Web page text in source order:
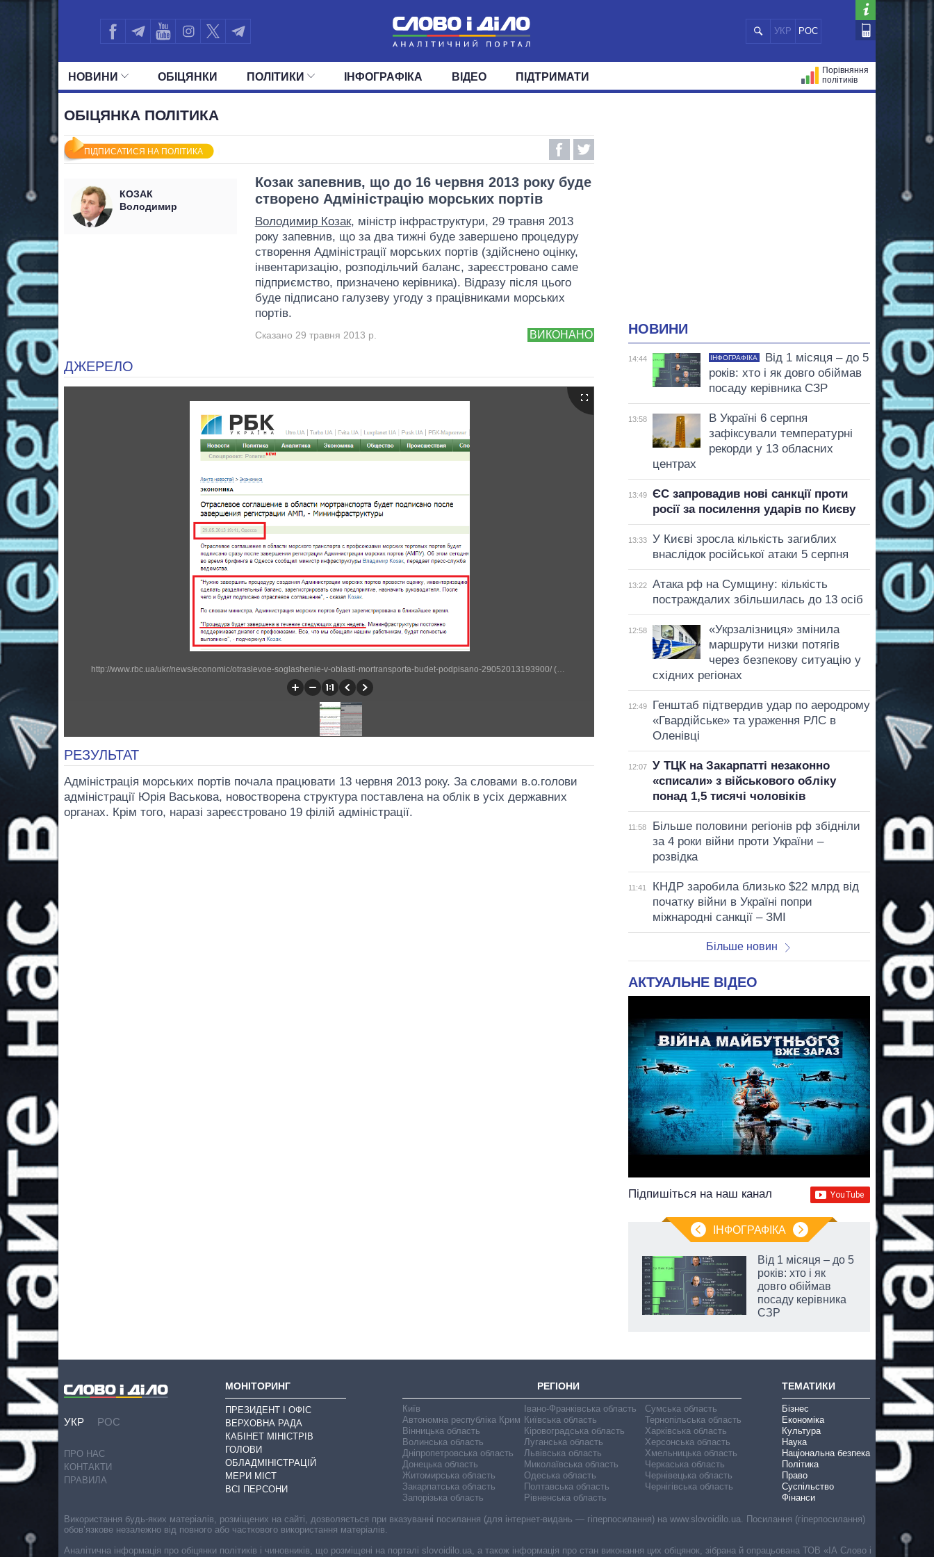
УКР РОС
НОВИНИ
СВІТ
ОБIЦЯНКИ ПОЛIТИКИ
ОКРУГИ
ІНФОГРАФІКА ВІДЕО ПІДТРИМАТИ
Порівняння
політиків
ОБІЦЯНКА ПОЛІТИКА
ПІДПИСАТИСЯ НА ПОЛІТИКА
КОЗАК
Володимир
Козак запевнив, що до 16 червня 2013 року буде
створено Адміністрацію морських портів
Володимир Козак, міністр інфраструктури, 29 травня 2013
року запевнив, що за два тижні буде завершено процедуру
створення Адміністрації морських портів (здійснено оцінку,
інвентаризацію, розподільчий баланс, зареєстровано саме
підприємство, призначено керівника). Відразу після цього
буде підписано галузеву угоду з працівниками морських
портів.
ВИКОНАНО
Сказано 29 травня 2013 р.
ДЖЕРЕЛО
РЕЗУЛЬТАТ
Адміністрація морських портів почала працювати 13 червня 2013 року. За словами в.о.голови
адміністрації Юрія Васькова, новостворена структура поставлена на облік в усіх державних
органах. Крім того, наразі зареєстровано 19 філій адміністрації.
НОВИНИ
14:44 ІНФОГРАФІКА
Від 1 місяця – до 5
років: хто і як довго обіймав
посаду керівника СЗР
13:58
В Україні 6 серпня
зафіксували температурні
рекорди у 13 обласних
центрах
13:49
ЄС запровадив нові санкції проти
росії за посилення ударів по Києву
13:33
У Києві зросла кількість загиблих
внаслідок російської атаки 5 серпня
13:22
Атака рф на Сумщину: кількість
постраждалих збільшилась до 13 осіб
12:58
«Укрзалізниця» змінила
маршрути низки потягів
через безпекову ситуацію у
східних регіонах
12:49
Генштаб підтвердив удар по аеродрому
«Гвардійське» та ураження РЛС в
Оленівці
12:07
У ТЦК на Закарпатті незаконно
«списали» з військового обліку
понад 1,5 тисячі чоловіків
11:58
Більше половини регіонів рф збідніли
за 4 роки війни проти України –
розвідка
11:41
КНДР заробила близько $22 млрд від
початку війни в Україні попри
міжнародні санкції – ЗМІ
Більше новин
АКТУАЛЬНЕ ВІДЕО
Підпишіться на наш канал
ІНФОГРАФІКА
Від 1 місяця – до 5
років: хто і як
довго обіймав
посаду керівника
СЗР
УКР РОС
ПРО НАС
КОНТАКТИ
ПРАВИЛА
МОНІТОРИНГ
ПРЕЗИДЕНТ І ОФІС
ВЕРХОВНА РАДА
КАБІНЕТ МІНІСТРІВ
ГОЛОВИ
ОБЛАДМІНІСТРАЦІЙ
МЕРИ МІСТ
ВСІ ПЕРСОНИ
РЕГІОНИ
Київ
Автономна республіка Крим
Вінницька область
Волинська область
Дніпропетровська область
Донецька область
Житомирська область
Закарпатська область
Запорізька область
Івано-Франківська область
Київська область
Кіровоградська область
Луганська область
Львівська область
Миколаївська область
Одеська область
Полтавська область
Рівненська область
Сумська область
Тернопільська область
Харківська область
Херсонська область
Хмельницька область
Черкаська область
Чернівецька область
Чернігівська область
ТЕМАТИКИ
Бізнес
Економіка
Культура
Наука
Національна безпека
Політика
Право
Суспільство
Фінанси
Використання будь-яких матеріалів, розміщених на сайті, дозволяється при вказуванні посилання (для інтернет-видань — гіперпосилання) на www.slovoidilo.ua. Посилання (гіперпосилання)
обов’язкове незалежно від повного або часткового використання матеріалів.
Аналітична інформація про обіцянки політиків і чиновників, що розміщені на порталі slovoidilo.ua, а також інформація про стан виконання цих обіцянок, зібрана й опрацьована ТОВ «ІА Слово і